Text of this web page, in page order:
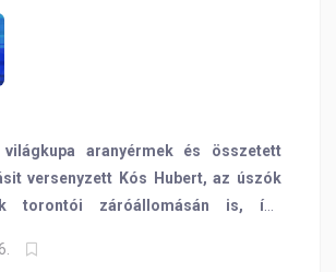
világkupa aranyérmek és összetett
versenyzett Kós Hubert, az úszók
torontói záróállomásán is, így